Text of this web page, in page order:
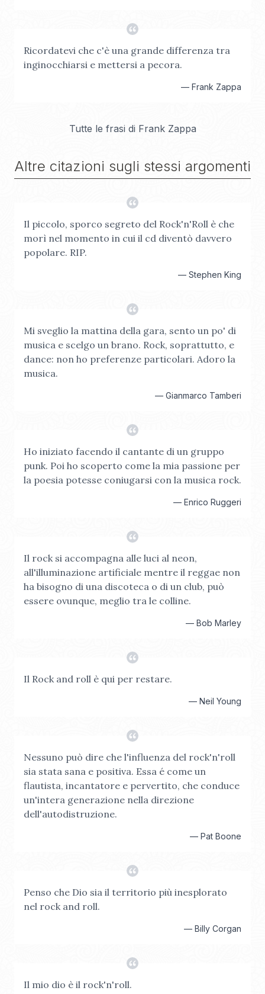
Ricordatevi che c'è una grande differenza tra
inginocchiarsi e mettersi a pecora.
— Frank Zappa
Tutte le frasi di Frank Zappa
Altre citazioni sugli stessi argomenti
Il piccolo, sporco segreto del Rock'n'Roll è che
morì nel momento in cui il cd diventò davvero
popolare. RIP.
— Stephen King
Mi sveglio la mattina della gara, sento un po' di
musica e scelgo un brano. Rock, soprattutto, e
dance: non ho preferenze particolari. Adoro la
musica.
— Gianmarco Tamberi
Ho iniziato facendo il cantante di un gruppo
punk. Poi ho scoperto come la mia passione per
la poesia potesse coniugarsi con la musica rock.
— Enrico Ruggeri
Il rock si accompagna alle luci al neon,
all'illuminazione artificiale mentre il reggae non
ha bisogno di una discoteca o di un club, può
essere ovunque, meglio tra le colline.
— Bob Marley
Il Rock and roll è qui per restare.
— Neil Young
Nessuno può dire che l'influenza del rock'n'roll
sia stata sana e positiva. Essa é come un
flautista, incantatore e pervertito, che conduce
un'intera generazione nella direzione
dell'autodistruzione.
— Pat Boone
Penso che Dio sia il territorio più inesplorato
nel rock and roll.
— Billy Corgan
Il mio dio è il rock'n'roll.